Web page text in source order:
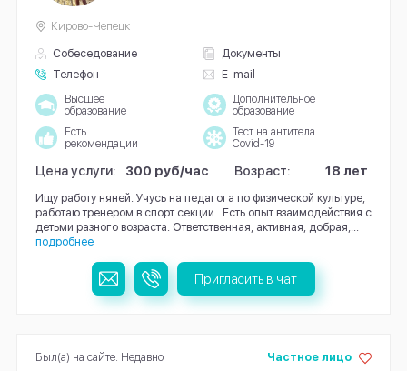
Собеседование
Документы
Телефон
E-mail
Кирово-Чепецк
Высшее
образование
Дополнительное
образование
Есть
рекомендации
Тест на антитела
Covid-19
Цена услуги: 300 руб/час Возраст: 18 лет
Ищу работу няней. Учусь на педагога по физической культуре,
работаю тренером в спорт секции . Есть опыт взаимодействия с
детьми разного возраста. Ответственная, активная, добрая,...
подробнее
Пригласить в чат
Частное лицо
Был(а) на сайте: Недавно